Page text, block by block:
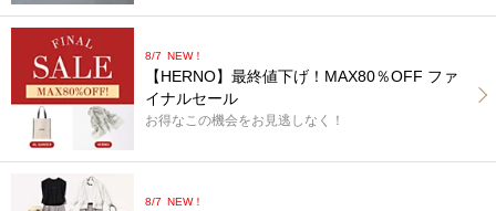
8/7 NEW！
【HERNO】最終値下げ！MAX80％OFF ファ
イナルセール
お得なこの機会をお見逃しなく！
8/7 NEW！